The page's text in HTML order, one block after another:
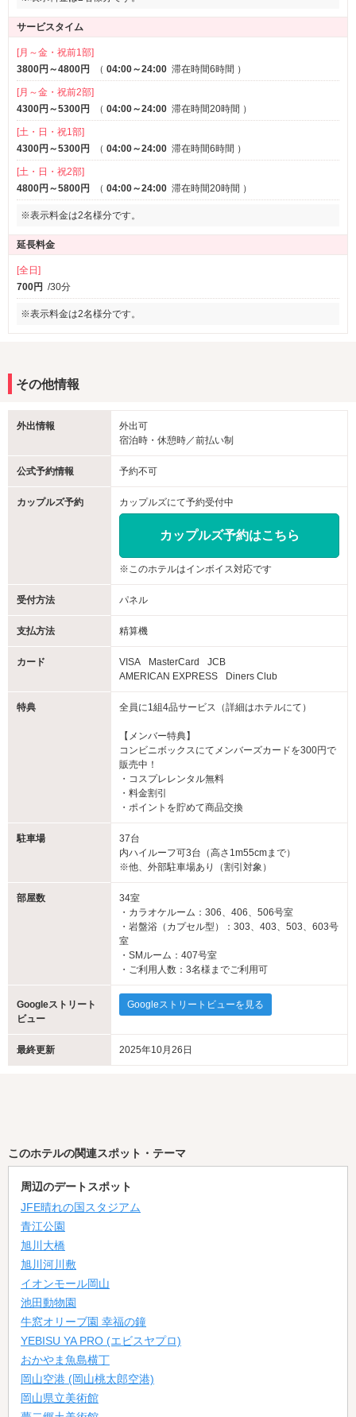
サービスタイム
[月～金・祝前1部]
3800円～4800円
（ 04:00～24:00 滞在時間6時間 ）
[月～金・祝前2部]
4300円～5300円
（ 04:00～24:00 滞在時間20時間 ）
[土・日・祝1部]
4300円～5300円
（ 04:00～24:00 滞在時間6時間 ）
[土・日・祝2部]
4800円～5800円
（ 04:00～24:00 滞在時間20時間 ）
※表示料金は2名様分です。
延長料金
[全日]
700円 /30分
※表示料金は2名様分です。
その他情報
外出情報
外出可
宿泊時・休憩時／前払い制
公式予約情報 予約不可
カップルズ予約 カップルズにて予約受付中
カップルズ予約はこちら
※このホテルはインボイス対応です
受付方法 パネル
支払方法 精算機
カード VISA MasterCard
JCB
AMERICAN EXPRESS
Diners Club
特典 全員に1組4品サービス（詳細はホテルにて）
【メンバー特典】
コンビニボックスにてメンバーズカードを300円で
販売中！
・コスプレレンタル無料
・料金割引
・ポイントを貯めて商品交換
駐車場
37台
内ハイルーフ可3台（高さ1m55cmまで）
※他、外部駐車場あり（割引対象）
部屋数
34室
・カラオケルーム：306、406、506号室
・岩盤浴（カプセル型）：303、403、503、603号
室
・SMルーム：407号室
・ご利用人数：3名様までご利用可
Googleストリート
ビュー
Googleストリートビューを見る
最終更新 2025年10月26日
このホテルの関連スポット・テーマ
周辺のデートスポット
JFE晴れの国スタジアム
青江公園
旭川大橋
旭川河川敷
イオンモール岡山
池田動物園
牛窓オリーブ園 幸福の鐘
YEBISU YA PRO (エビスヤプロ)
おかやま魚島横丁
岡山空港 (岡山桃太郎空港)
岡山県立美術館